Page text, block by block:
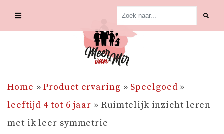
Home »Product ervaring » Speelgoed »
leeftijd 4 tot 6 jaar » Ruimtelijk inzicht leren
met ik leer symmetrie